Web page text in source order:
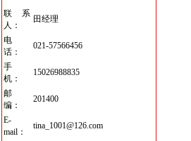
联系
人：
田经理
电
话：
021-57566456
手
机：
15026988835
邮
编：
201400
E-
mail：
tina_1001@126.com